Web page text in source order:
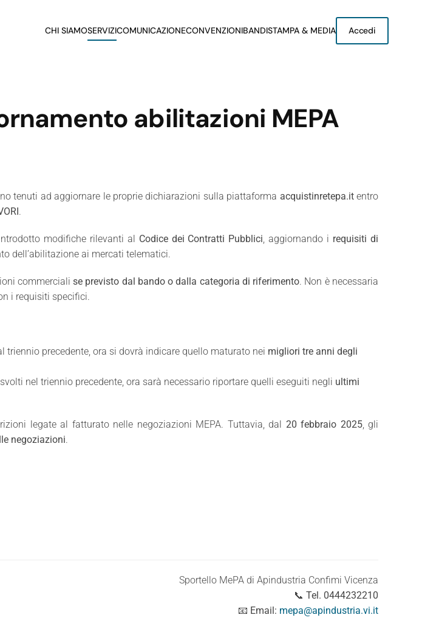
CHI SIAMOSERVIZICOMUNICAZIONECONVENZIONIBANDISTAMPA & MEDIA Accedi
abilitazioni MEPA
tenuti ad aggiornare le proprie dichiarazioni sulla piattaforma acquistinretepa.itentro
.
modifiche rilevanti al Codice dei Contratti Pubblici, aggiornando i requisiti di
dell’abilitazione ai mercati telematici.
commercialise previsto dal bando o dalla categoria di riferimento. Non è necessaria
i requisiti specifici.
triennio precedente, ora si dovrà indicare quello maturato nei migliori tre anni degli
nel triennio precedente, ora sarà necessario riportare quelli eseguiti negli ultimi
legate al fatturato nelle negoziazioni MEPA. Tuttavia, dal 20 febbraio 2025, gli
negoziazioni.
Sportello MePA di Apindustria Confimi Vicenza
📞 Tel. 0444232210
📧 Email: mepa@apindustria.vi.it